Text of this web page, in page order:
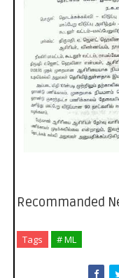
Recommanded
Tags # ML